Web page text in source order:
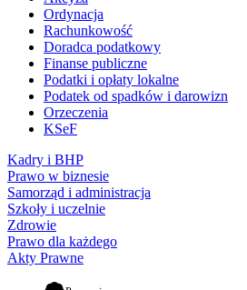
Ordynacja
Rachunkowość
Doradca podatkowy
Finanse publiczne
Podatki i opłaty lokalne
Podatek od spadków i darowizn
Orzeczenia
KSeF
Kadry i BHP
Prawo w biznesie
Samorząd i administracja
Szkoły i uczelnie
Zdrowie
Prawo dla każdego
Akty Prawne